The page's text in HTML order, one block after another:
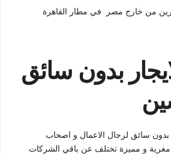
من خارج مصر في مطار القاهرة
بدون سائق
بدون سائق لرجال الاعمال و اصحاب
مغرية و مميزة تختلف عن باقي الشركات